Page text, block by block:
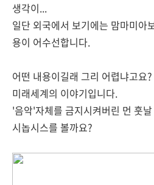
생각이...
일단 외국에서 보기에는 맘마미아
용이 어수선합니다.
어떤 내용이길래 그리 어렵냐고요?
미래세계의 이야기입니다.
'음악'자체를 금지시켜버린 먼 훗
시놉시스를 볼까요?